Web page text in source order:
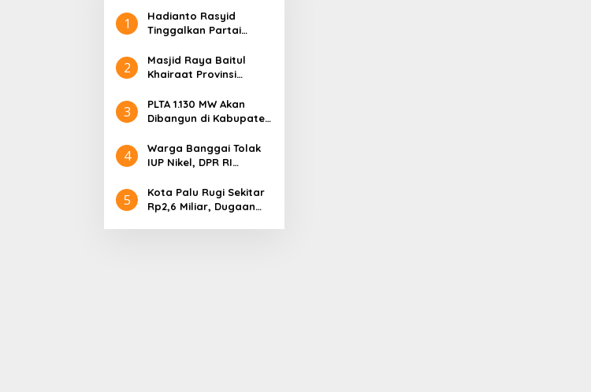
1
Hadianto Rasyid
Tinggalkan Partai
Tahun Mengabdi
2
Masjid Raya Baitul
Khairaat Provinsi
Rekor MURI, Ini
Keunikan Arsitekturnya
3
PLTA 1.130 MW Akan
Dibangun di Kabupaten
Evergreen Industri
Audiensi dengan
4
Warga Banggai Tolak
IUP Nikel, DPR RI
5
Kota Palu Rugi Sekitar
Rp2,6 Miliar, Dugaan